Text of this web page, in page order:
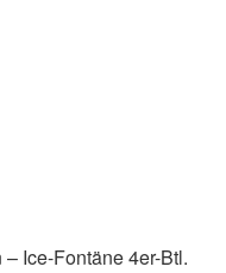
Ice-Fontäne 4er-Btl.